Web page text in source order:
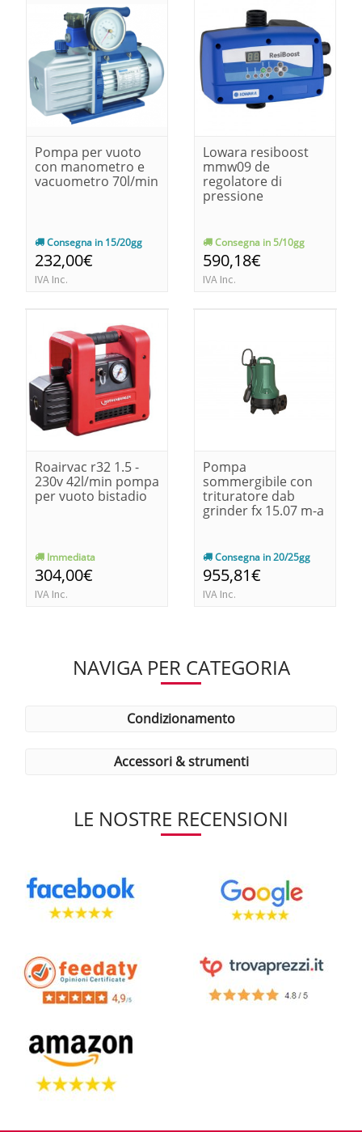
Pompa per vuoto
con manometro e
vacuometro 70l/min
Consegna in 15/20gg
232,00€
IVA Inc.
Lowara resiboost
mmw09 de
regolatore di
pressione
Consegna in 5/10gg
590,18€
IVA Inc.
Roairvac r32 1.5 -
230v 42l/min pompa
per vuoto bistadio
Immediata
304,00€
IVA Inc.
Pompa
sommergibile con
trituratore dab
grinder fx 15.07 m-a
Consegna in 20/25gg
955,81€
IVA Inc.
NAVIGA PER CATEGORIA
condizionamento
accessori & strumenti
LE NOSTRE RECENSIONI